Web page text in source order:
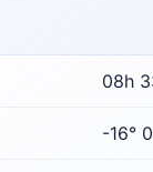
08h
-16°